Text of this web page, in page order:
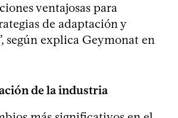
ventajosas para
de adaptación y
según explica Geymonat en
de la industria